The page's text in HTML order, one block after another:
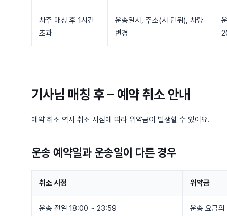
차주 매칭 후 1시간
초과
운송일시, 주소(시 단위), 차량
변경
기사님 매칭 후 – 예약 취소 안내
예약 취소 역시 취소 시점에 따라 위약금이 발생할 수 있어요.
운송 예약일과 운송일이 다른 경우
취소 시점 위약금
운송 전일 18:00 ~ 23:59 운송 요금